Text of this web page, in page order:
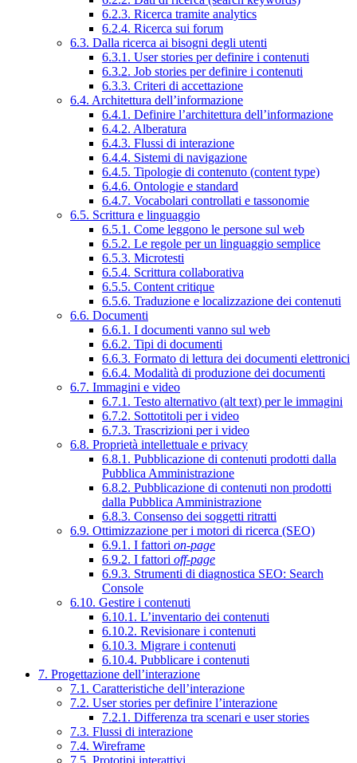
6.2.3. Ricerca tramite analytics
6.2.4. Ricerca sui forum
6.3. Dalla ricerca ai bisogni degli utenti
6.3.1. User stories per definire i contenuti
6.3.2. Job stories per definire i contenuti
6.3.3. Criteri di accettazione
6.4. Architettura dell’informazione
6.4.1. Definire l’architettura dell’informazione
6.4.2. Alberatura
6.4.3. Flussi di interazione
6.4.4. Sistemi di navigazione
6.4.5. Tipologie di contenuto (content type)
6.4.6. Ontologie e standard
6.4.7. Vocabolari controllati e tassonomie
6.5. Scrittura e linguaggio
6.5.1. Come leggono le persone sul web
6.5.2. Le regole per un linguaggio semplice
6.5.3. Microtesti
6.5.4. Scrittura collaborativa
6.5.5. Content critique
6.5.6. Traduzione e localizzazione dei contenuti
6.6. Documenti
6.6.1. I documenti vanno sul web
6.6.2. Tipi di documenti
6.6.3. Formato di lettura dei documenti elettronici
6.6.4. Modalità di produzione dei documenti
6.7. Immagini e video
6.7.1. Testo alternativo (alt text) per le immagini
6.7.2. Sottotitoli per i video
6.7.3. Trascrizioni per i video
6.8. Proprietà intellettuale e privacy
6.8.1. Pubblicazione di contenuti prodotti dalla
Pubblica Amministrazione
6.8.2. Pubblicazione di contenuti non prodotti
dalla Pubblica Amministrazione
6.8.3. Consenso dei soggetti ritratti
6.9. Ottimizzazione per i motori di ricerca (SEO)
6.9.1. I fattori on-page
6.9.2. I fattori off-page
6.9.3. Strumenti di diagnostica SEO: Search
Console
6.10. Gestire i contenuti
6.10.1. L’inventario dei contenuti
6.10.2. Revisionare i contenuti
6.10.3. Migrare i contenuti
6.10.4. Pubblicare i contenuti
7. Progettazione dell’interazione
7.1. Caratteristiche dell’interazione
7.2. User stories per definire l’interazione
7.2.1. Differenza tra scenari e user stories
7.3. Flussi di interazione
7.4. Wireframe
7.5. Prototipi interattivi